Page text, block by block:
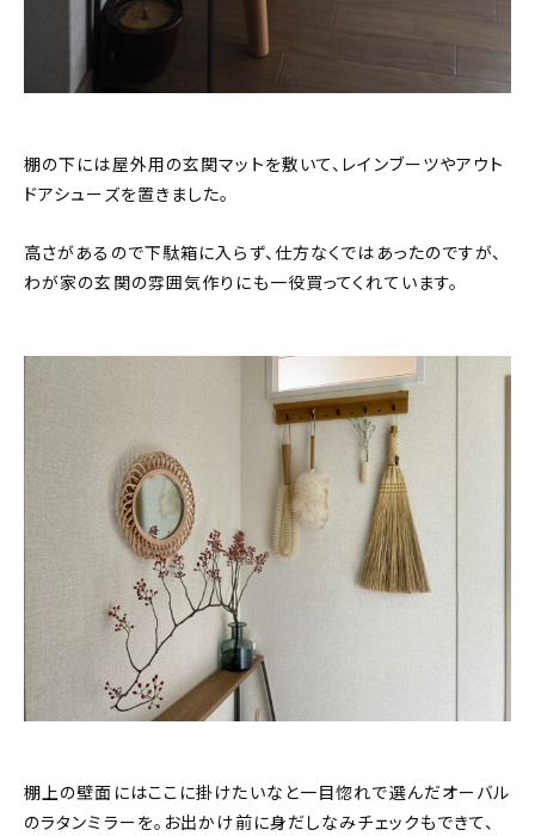
棚の下には屋外用の玄関マットを敷いて、レインブーツやアウト
ドアシューズを置きました。
高さがあるので下駄箱に入らず、仕方なくではあったのですが、
わが家の玄関の雰囲気作りにも一役買ってくれています。
棚上の壁面にはここに掛けたいなと一目惚れで選んだオーバル
のラタンミラーを。お出かけ前に身だしなみチェックもできて、